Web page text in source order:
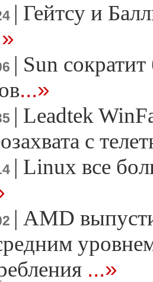
| Гейтсу и
| Sun
...»
| Leadtek
с
| Linux все
| AMD
...»